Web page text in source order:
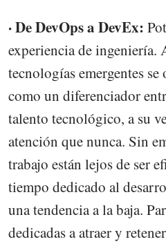
· De DevOps a DevEx:
experiencia de ingeniería.
tecnologías emergentes se
como un diferenciador
talento tecnológico, a su
atención que nunca. Sin
trabajo están lejos de ser
tiempo dedicado al
una tendencia a la baja.
dedicadas a atraer y